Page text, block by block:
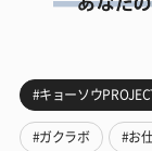
#キョーソウ
#ガクラボ #お